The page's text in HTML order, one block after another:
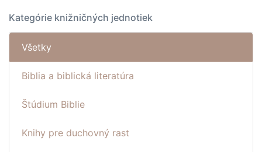
Kategórie knižničných jednotiek
Všetky
Biblia a biblická literatúra
Štúdium Biblie
Knihy pre duchovný rast